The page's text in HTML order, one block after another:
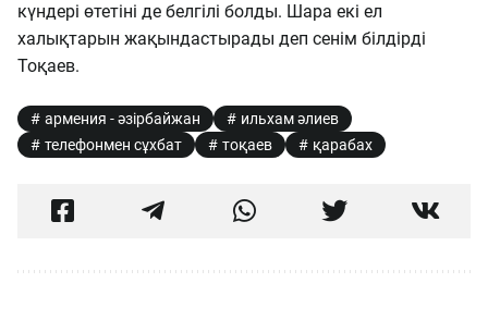
күндері өтетіні де белгілі болды. Шара екі ел
халықтарын жақындастырады деп сенім білдірді
Тоқаев.
армения - әзірбайжан
ильхам әлиев
телефонмен сұхбат
тоқаев қарабах